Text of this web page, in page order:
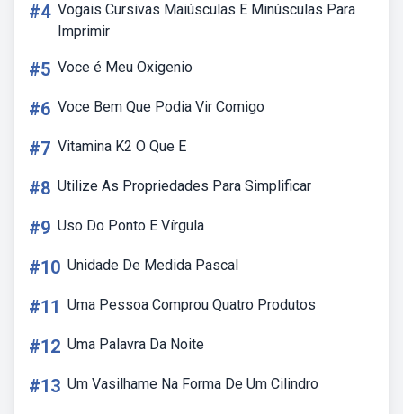
#4 Vogais Cursivas Maiúsculas E Minúsculas Para
Imprimir
#5 Voce é Meu Oxigenio
#6 Voce Bem Que Podia Vir Comigo
#7 Vitamina K2 O Que E
#8 Utilize As Propriedades Para Simplificar
#9 Uso Do Ponto E Vírgula
#10 Unidade De Medida Pascal
#11 Uma Pessoa Comprou Quatro Produtos
#12 Uma Palavra Da Noite
#13 Um Vasilhame Na Forma De Um Cilindro